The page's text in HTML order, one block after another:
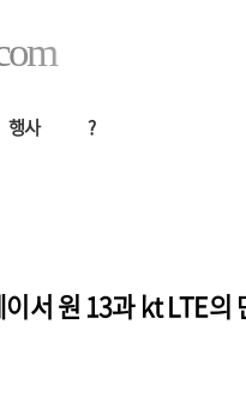
행사 ?
서 원 13과 kt LTE의